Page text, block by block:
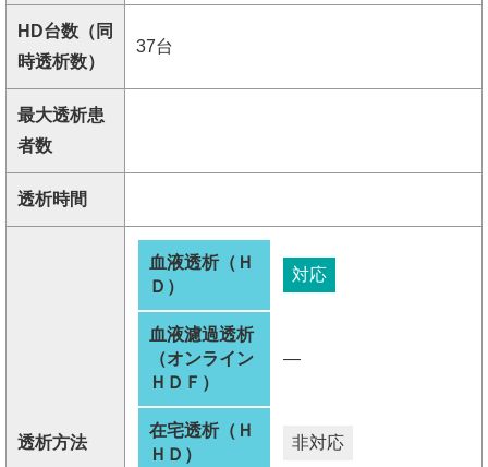
HD台数（同
時透析数）
37台
最大透析患
者数
透析時間
透析方法
血液透析（Ｈ
Ｄ）
対応
血液濾過透析
（オンライン
ＨＤＦ）
―
在宅透析（Ｈ
ＨＤ）
非対応